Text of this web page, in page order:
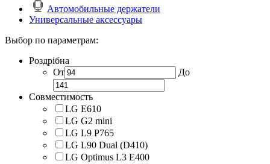
Автомобильные держатели
Универсальные аксессуары
Выбор по параметрам:
Роздрібна
От
До
Совместимость
LG E610
LG G2 mini
LG L9 P765
LG L90 Dual (D410)
LG Optimus L3 E400